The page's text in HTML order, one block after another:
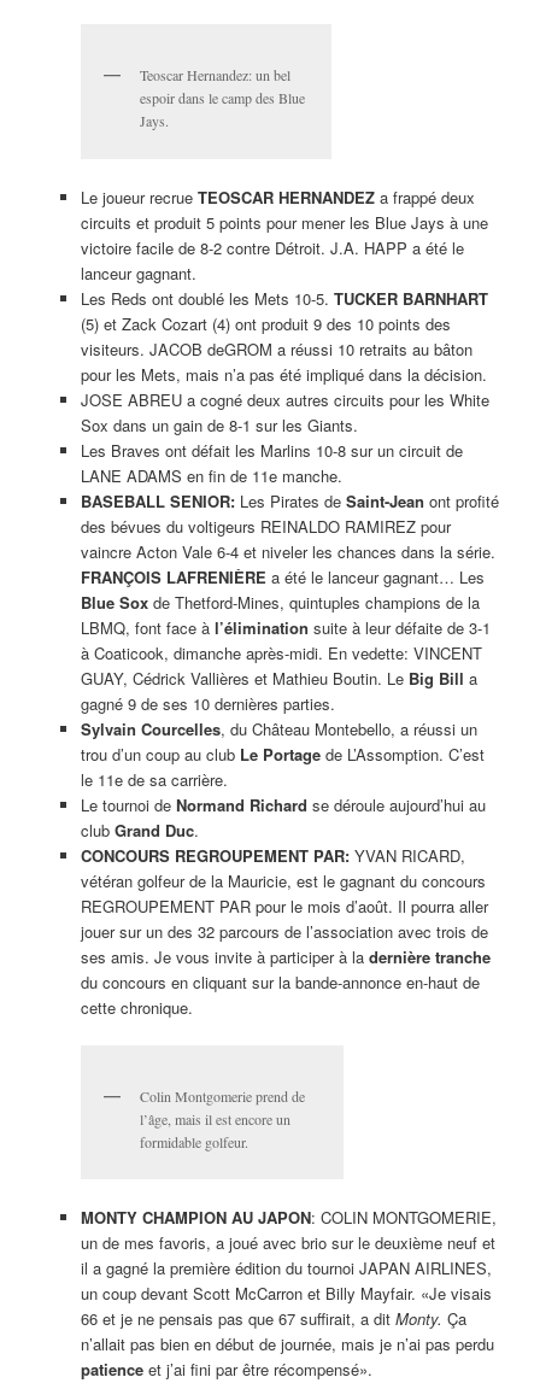
Teoscar Hernandez: un bel
espoir dans le camp des Blue
Jays.
Le joueur recrue TEOSCAR HERNANDEZa frappé deux
circuits et produit 5 points pour mener les Blue Jays à une
victoire facile de 8-2 contre Détroit. J.A. HAPP a été le
lanceur gagnant.
Les Reds ont doublé les Mets 10-5. TUCKER BARNHART
(5) et Zack Cozart (4) ont produit 9 des 10 points des
visiteurs. JACOB deGROM a réussi 10 retraits au bâton
pour les Mets, mais n’a pas été impliqué dans la décision.
JOSE ABREU a cogné deux autres circuits pour les White
Sox dans un gain de 8-1 sur les Giants.
Les Braves ont défait les Marlins 10-8 sur un circuit de
LANE ADAMS en fin de 11e manche.
BASEBALL SENIOR: Les Pirates de Saint-Jean ont profité
des bévues du voltigeurs REINALDO RAMIREZ pour
vaincre Acton Vale 6-4 et niveler les chances dans la série.
FRANÇOIS LAFRENIÈRE a été le lanceur gagnant… Les
Blue Soxde Thetford-Mines, quintuples champions de la
LBMQ, font face à l’élimination suite à leur défaite de 3-1
à Coaticook, dimanche après-midi. En vedette: VINCENT
GUAY, Cédrick Vallières et Mathieu Boutin. Le Big Bill a
gagné 9 de ses 10 dernières parties.
Sylvain Courcelles, du Château Montebello, a réussi un
trou d’un coup au club Le Portage de L’Assomption. C’est
le 11e de sa carrière.
Le tournoi de Normand Richard se déroule aujourd’hui au
club Grand Duc.
CONCOURS REGROUPEMENT PAR:YVAN RICARD,
vétéran golfeur de la Mauricie, est le gagnant du concours
REGROUPEMENT PAR pour le mois d’août. Il pourra aller
jouer sur un des 32 parcours de l’association avec trois de
ses amis. Je vous invite à participer à la dernière tranche
du concours en cliquant sur la bande-annonce en-haut de
cette chronique.
Colin Montgomerie prend de
l’âge, mais il est encore un
formidable golfeur.
MONTY CHAMPION AU JAPON: COLIN MONTGOMERIE,
un de mes favoris, a joué avec brio sur le deuxième neuf et
il a gagné la première édition du tournoi JAPAN AIRLINES,
un coup devant Scott McCarron et Billy Mayfair. «Je visais
66 et je ne pensais pas que 67 suffirait, a dit Monty. Ça
n’allait pas bien en début de journée, mais je n’ai pas perdu
patienceet j’ai fini par être récompensé».